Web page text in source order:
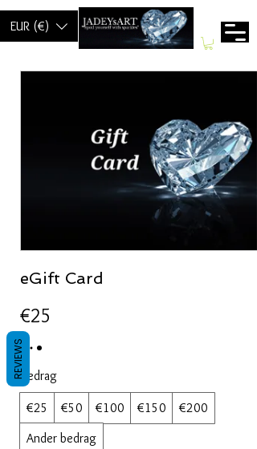
EUR (€)
eGift Card
€25
Bedrag
€25 €50 €100 €150
€200
Ander bedrag
REVIEWS